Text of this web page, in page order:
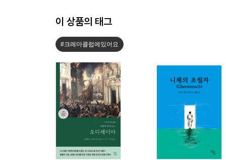
이 상품의 태그
#크레마클럽에있어요